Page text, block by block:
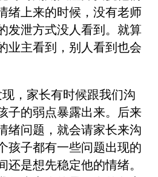
绪上来的时候，没有老师
发泄方式没人看到。就算
业主看到，别人看到也会
，家长有时候跟我们沟
子的弱点暴露出来。后来
绪问题，就会请家长来沟
孩子都有一些问题出现的
还是想先稳定他的情绪。